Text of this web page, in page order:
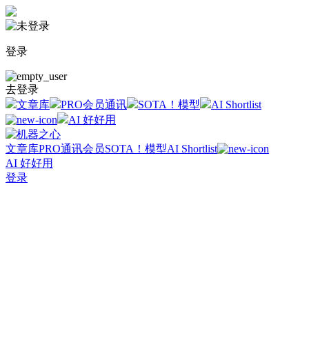
登录
去登录
文章库
PRO会员通讯 SOTA！模型
AI Shortlist
AI 好好用
文章库PRO通讯会员SOTA！模型AI Shortlist
AI 好好用
登录